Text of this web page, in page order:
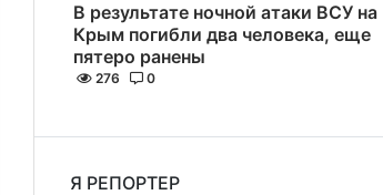
В результате ночной атаки ВСУ на
Крым погибли два человека, еще
пятеро ранены
276 0
Я РЕПОРТЕР